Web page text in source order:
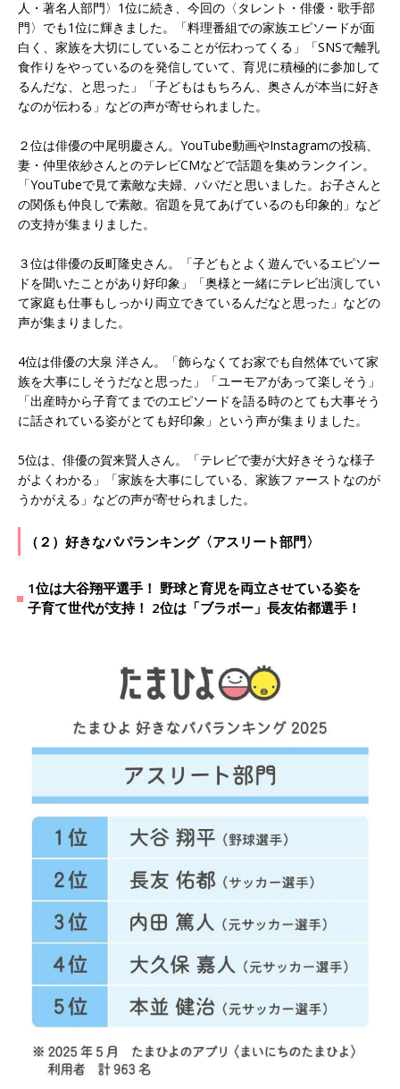
人・著名人部門〉1位に続き、今回の〈タレント・俳優・歌手部
門〉でも1位に輝きました。「料理番組での家族エピソードが面
白く、家族を大切にしていることが伝わってくる」「SNSで離乳
食作りをやっているのを発信していて、育児に積極的に参加して
るんだな、と思った」「子どもはもちろん、奥さんが本当に好き
なのが伝わる」などの声が寄せられました。
２位は俳優の中尾明慶さん。YouTube動画やInstagramの投稿、
妻・仲里依紗さんとのテレビCMなどで話題を集めランクイン。
「YouTubeで見て素敵な夫婦、パパだと思いました。お子さんと
の関係も仲良しで素敵。宿題を見てあげているのも印象的」など
の支持が集まりました。
３位は俳優の反町隆史さん。「子どもとよく遊んでいるエピソー
ドを聞いたことがあり好印象」「奥様と一緒にテレビ出演してい
て家庭も仕事もしっかり両立できているんだなと思った」などの
声が集まりました。
4位は俳優の大泉 洋さん。「飾らなくてお家でも自然体でいて家
族を大事にしそうだなと思った」「ユーモアがあって楽しそう」
「出産時から子育てまでのエピソードを語る時のとても大事そう
に話されている姿がとても好印象」という声が集まりました。
5位は、俳優の賀来賢人さん。「テレビで妻が大好きそうな様子
がよくわかる」「家族を大事にしている、家族ファーストなのが
うかがえる」などの声が寄せられました。
（２）好きなパパランキング〈アスリート部門〉
1位は大谷翔平選手！ 野球と育児を両立させている姿を
子育て世代が支持！ 2位は「ブラボー」長友佑都選手！